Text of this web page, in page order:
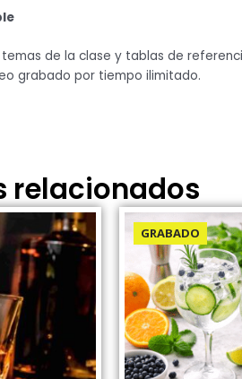
temas de la clase y tablas de
grabado por tiempo ilimitado.
relacionados
GRABADO